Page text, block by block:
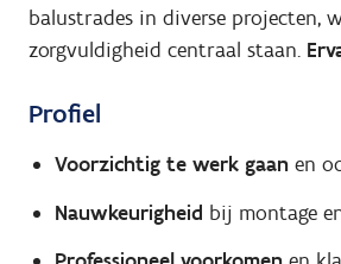
balustrades in diverse projecten,
zorgvuldigheid centraal staan.
Profiel
Voorzichtig te werk gaanen
Nauwkeurigheid bij montage